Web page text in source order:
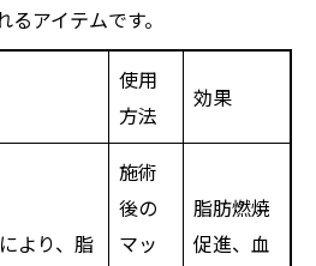
アイテムです。
使用
方法
効果
より、脂
施術
後の
マッ
脂肪燃焼
促進、血